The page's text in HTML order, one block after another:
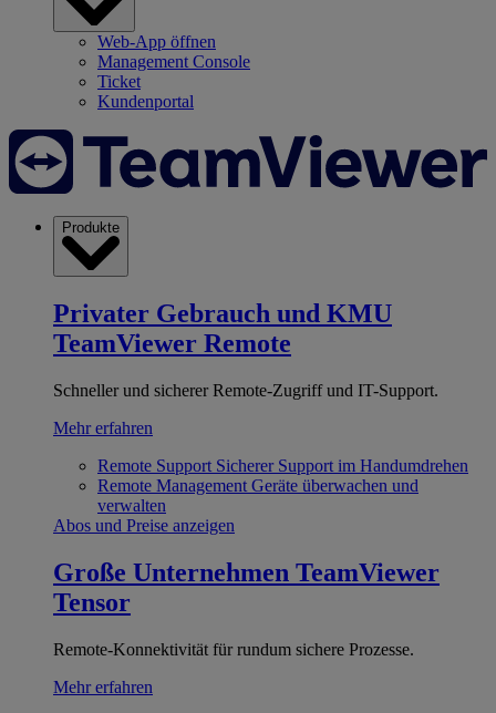
Web-App öffnen
Management Console
Ticket
Kundenportal
Produkte
Privater Gebrauch und KMU
TeamViewer Remote
Schneller und sicherer Remote-Zugriff und IT-Support.
Mehr erfahren
Remote Support Sicherer Support im Handumdrehen
Remote Management Geräte überwachen und
verwalten
Abos und Preise anzeigen
Große Unternehmen TeamViewer
Tensor
Remote-Konnektivität für rundum sichere Prozesse.
Mehr erfahren